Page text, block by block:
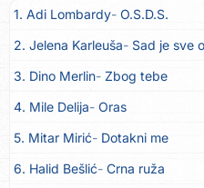
12. Tereza Kesovija Prvi cvijet
13. Kopito Ka´ list ol kaduje
14. Alen Polić Rožica črljena
15. Oliver Dragojević
16. Klapa Kaše Dubrovnik
17. Grupa Makedonija Ima
1. Adi Lombardy O.S.D.S.
2. Jelena Karleuša Sad je sve
3. Dino Merlin Zbog tebe
4. Mile Delija Oras
5. Mitar Mirić Dotakni me
6. Halid Bešlić Crna ruža